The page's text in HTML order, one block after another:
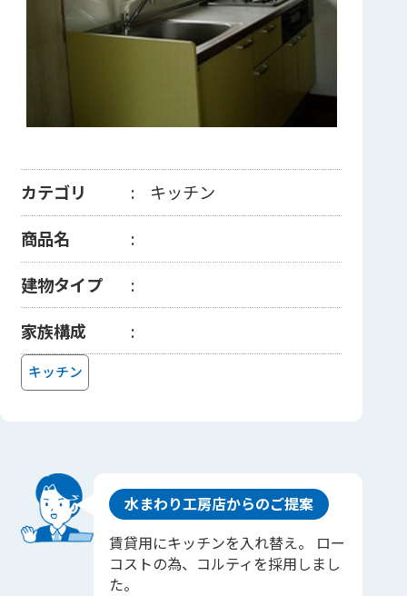
カテゴリ
キッチン
商品名
建物タイプ
家族構成
キッチン
水まわり工房店からのご提案
賃貸用にキッチンを入れ替え。 ロー
コストの為、コルティを採用しまし
た。